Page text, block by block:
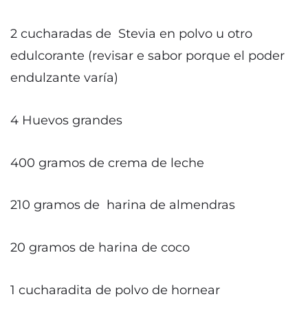
2 cucharadas de Stevia en polvo u otro
edulcorante (revisar e sabor porque el poder
endulzante varía)
4 Huevos grandes
400 gramos de crema de leche
210 gramos de harina de almendras
20 gramos de harina de coco
1 cucharadita de polvo de hornear